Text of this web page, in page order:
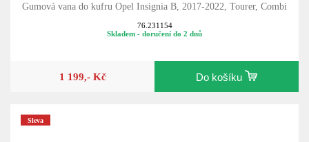
Gumová vana do kufru Opel Insignia B, 2017-2022, Tourer, Combi
76.231154
Skladem - doručení do 2 dnů
1 199,- Kč Do košíku
Sleva